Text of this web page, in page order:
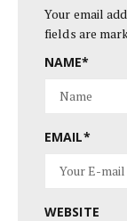
Your email
fields are
NAME*
EMAIL*
WEBSITE